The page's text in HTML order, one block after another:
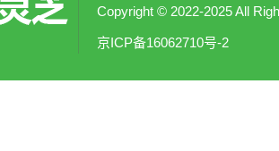
Copyright © 2022-2025 All
京ICP备16062710号-2